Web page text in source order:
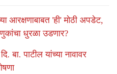
आरक्षणाबाबत 'ही' मोठी अपडेट,
धुरळा उडणार?
बा. पाटील यांच्या नावावर